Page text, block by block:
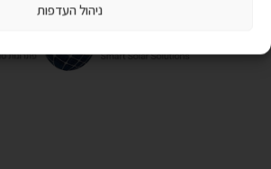
ניהול העדפות